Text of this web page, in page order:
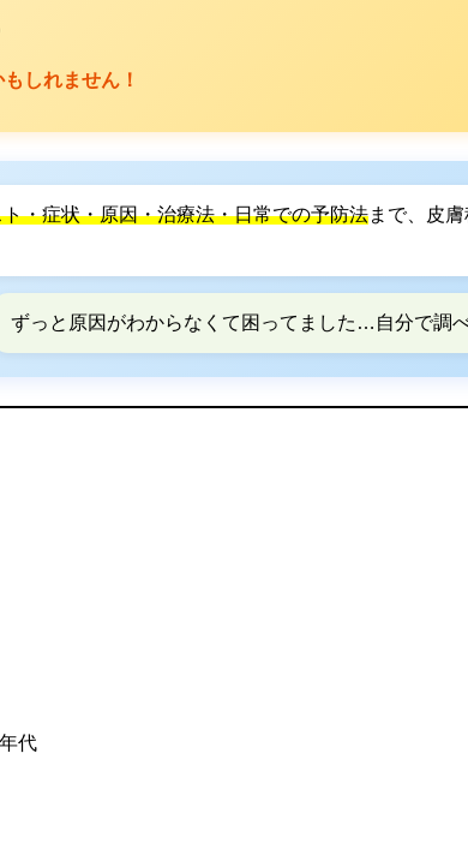
しれません！
・症状・原因・治療法・日常での予防法まで、皮
ずっと原因がわからなくて困ってました…自分で調
代